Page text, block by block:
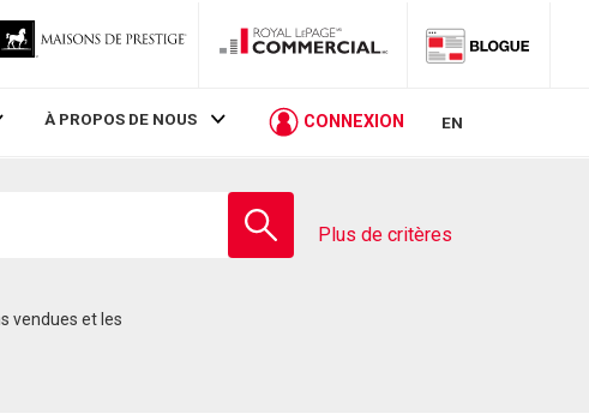
RLP
À PROPOS DE NOUS CONNEXION EN
Plus de critères